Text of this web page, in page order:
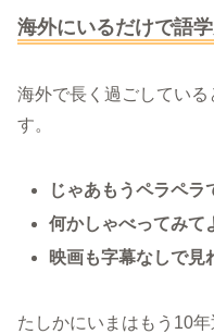
海外にいるだけで語
海外で長く過ごしている
す。
じゃあもうペラペラ
何かしゃべってみて
映画も字幕なしで見
たしかにいまはもう10